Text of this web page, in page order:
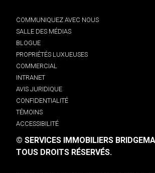
COMMUNIQUEZ AVEC NOUS
SALLE DES MÉDIAS
BLOGUE
PROPRIÉTÉS LUXUEUSES
COMMERCIAL
INTRANET
AVIS JURIDIQUE
CONFIDENTIALITÉ
TÉMOINS
ACCESSIBILITÉ
© SERVICES IMMOBILIERS
TOUS DROITS RÉSERVÉS.